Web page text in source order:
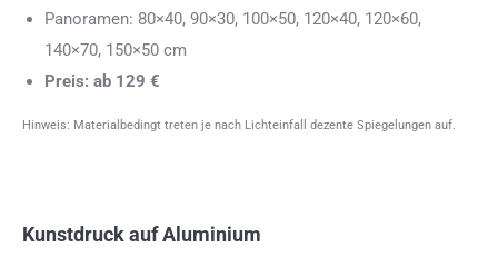
Panoramen: 80×40, 90×30, 100×50, 120×40, 120×60,
140×70, 150×50 cm
Preis: ab 129 €
Hinweis: Materialbedingt treten je nach Lichteinfall dezente Spiegelungen auf.
Kunstdruck auf Aluminium